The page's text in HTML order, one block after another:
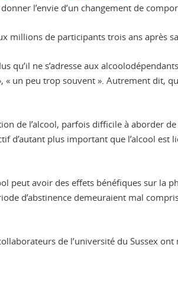
l’envie d’un changement de
millions de participants trois ans après
qu’il ne s’adresse aux
un peu trop souvent ». Autrement dit,
de l’alcool, parfois difficile à aborder
d’autant plus important que l’alcool
peut avoir des effets bénéfiques sur la
d’abstinence demeuraient mal
de l’université du Sussex